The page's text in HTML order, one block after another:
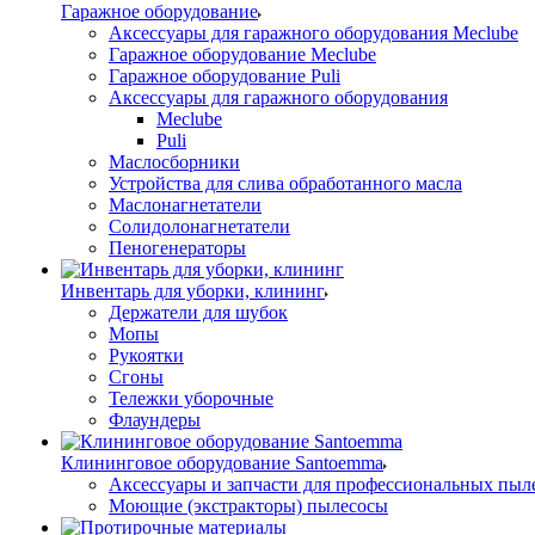
Гаражное оборудование
Аксессуары для гаражного оборудования Meclube
Гаражное оборудование Meclube
Гаражное оборудование Puli
Аксессуары для гаражного оборудования
Meclube
Puli
Маслосборники
Устройства для слива обработанного масла
Маслонагнетатели
Солидолонагнетатели
Пеногенераторы
Инвентарь для уборки, клининг
Держатели для шубок
Мопы
Рукоятки
Сгоны
Тележки уборочные
Флаундеры
Клининговое оборудование Santoemma
Аксессуары и запчасти для профессиональных
Моющие (экстракторы) пылесосы